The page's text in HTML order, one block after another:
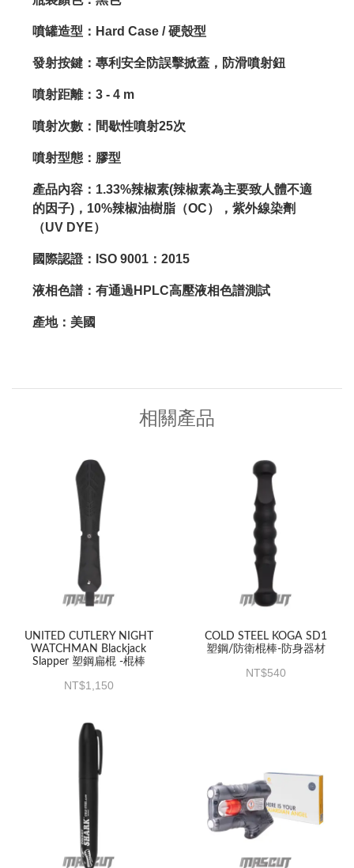
噴罐造型：Hard Case / 硬殼型
發射按鍵：專利安全防誤擊掀蓋，防滑噴射鈕
噴射距離：3 - 4 m
噴射次數：間歇性噴射25次
噴射型態：膠型
產品內容：1.33%辣椒素(辣椒素為主要致人體不適
的因子)，10%辣椒油樹脂（OC），紫外線染劑
（UV DYE）
國際認證：ISO 9001：2015
液相色譜：有通過HPLC高壓液相色譜測試
產地：美國
相關產品
UNITED CUTLERY NIGHT
WATCHMAN Blackjack
Slapper 塑鋼扁棍 -棍棒
1,150
COLD STEEL KOGA SD1
塑鋼/防衛棍棒-防身器材
540